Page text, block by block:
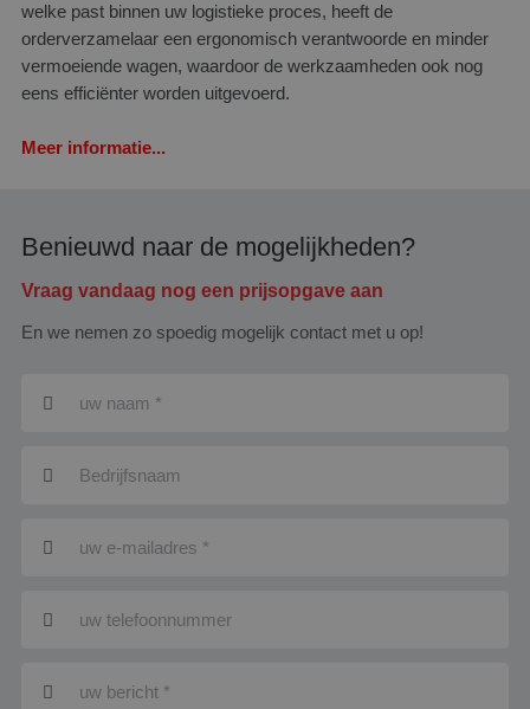
welke past binnen uw logistieke proces, heeft de
orderverzamelaar een ergonomisch verantwoorde en minder
vermoeiende wagen, waardoor de werkzaamheden ook nog
eens efficiënter worden uitgevoerd.
Meer informatie...
Benieuwd naar de mogelijkheden?
Vraag vandaag nog een prijsopgave aan
En we nemen zo spoedig mogelijk contact met u op!